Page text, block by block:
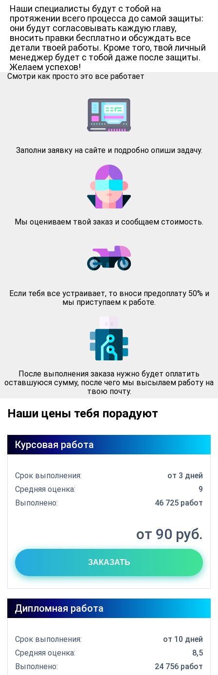
Наши специалисты будут с тобой на
протяжении всего процесса до самой защиты:
они будут согласовывать каждую главу,
вносить правки бесплатно и обсуждать все
детали твоей работы. Кроме того, твой личный
менеджер будет с тобой даже после защиты.
Желаем успехов!
Смотри как просто это все работает
Заполни заявку на сайте и подробно опиши задачу.
Мы оцениваем твой заказ и сообщаем стоимость.
Если тебя все устраивает, то вноси предоплату 50% и
мы приступаем к работе.
После выполнения заказа нужно будет оплатить
оставшуюся сумму, после чего мы высылаем работу на
твою почту.
Наши цены тебя порадуют
Курсовая работа
Срок выполнения:
от 3 дней
Средняя оценка:
9
Выполнено:
46 725 работ
от 90 руб.
ЗАКАЗАТЬ
Дипломная работа
Срок выполнения:
от 10 дней
Средняя оценка:
8,5
Выполнено:
24 756 работ